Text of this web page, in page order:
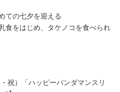
の七夕を迎える
をはじめ、タケノコを食べられ
祝）「ハッピーパンダマンスリ